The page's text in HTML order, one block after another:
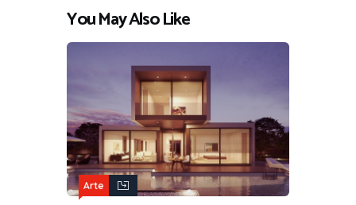
You May Also Like
Arte